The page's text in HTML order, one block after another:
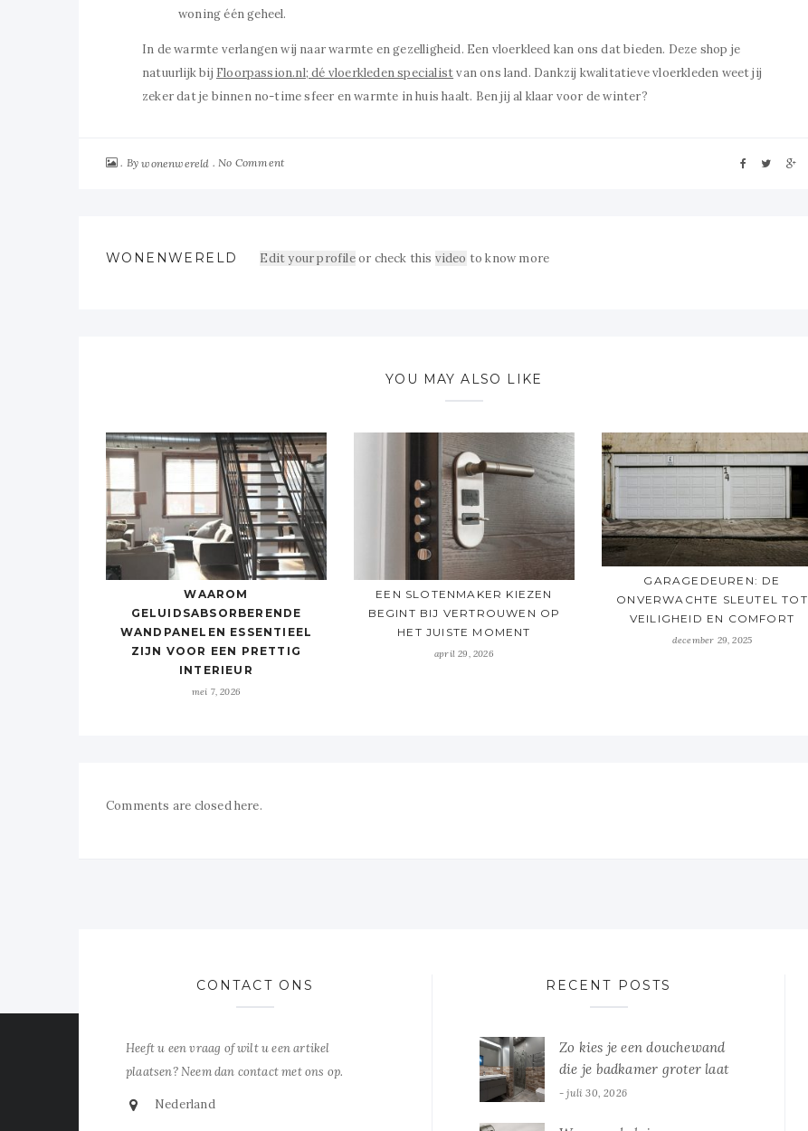
woning één geheel.
In de warmte verlangen wij naar warmte en gezelligheid. Een vloerkleed kan ons dat bieden. Deze shop je
natuurlijk bij Floorpassion.nl; dé vloerkleden specialistvan ons land. Dankzij kwalitatieve vloerkleden weet jij
zeker dat je binnen no-time sfeer en warmte in huis haalt. Ben jij al klaar voor de winter?
Bywonenwereld No Comment
WONENWERELD Edit your profileor check this video to know more
YOU MAY ALSO LIKE
WAAROM
GELUIDSABSORBERENDE
WANDPANELEN ESSENTIEEL
ZIJN VOOR EEN PRETTIG
INTERIEUR
mei 7, 2026
EEN SLOTENMAKER KIEZEN
BEGINT BIJ VERTROUWEN OP
HET JUISTE MOMENT
april 29, 2026
GARAGEDEUREN: DE
ONVERWACHTE SLEUTEL TOT
VEILIGHEID EN COMFORT
december 29, 2025
Comments are closed here.
CONTACT ONS
Heeft u een vraag of wilt u een artikel
plaatsen? Neem dan contact met ons op.
Nederland
RECENT POSTS
Zo kies je een douchewand
die je badkamer groter laat
lijken
juli 30, 2026